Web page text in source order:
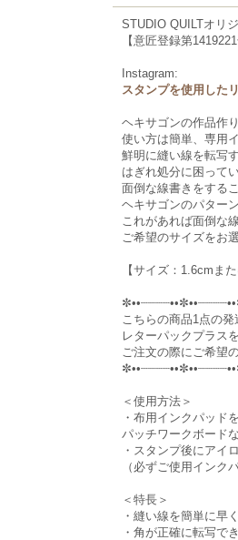
STUDIO QUILTオリ
【意匠登録第1419221
Instagram:
スタンプを使用した
ヘキサゴンの作品作
使い方は簡単、専用
鮮明に縫い線を転写
はぎれ処分に困って
面倒な線書きをする
ヘキサゴンのパター
これがあれば面倒な
ご希望のサイズをお
【サイズ：1.6cmまた
こちらの商品1点の発
レターパックプラス
ご注文の際にご希望
＜使用方法＞
・布用インクパッド
パッチワークボード
・スタンプ後にアイ
（必ずご使用インク
＜特長＞
・縫い線を簡単に早
・角が正確に転写で